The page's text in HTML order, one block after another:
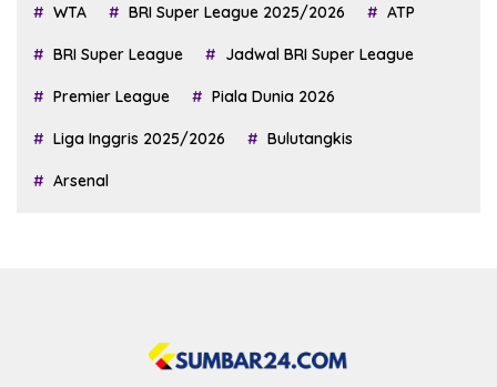
WTA BRI Super League 2025/2026 ATP
BRI Super League Jadwal BRI Super League
Premier League Piala Dunia 2026
Liga Inggris 2025/2026 Bulutangkis
Arsenal